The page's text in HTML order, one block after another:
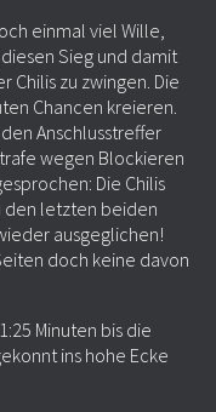
einmal viel Wille,
Sieg und damit
Chilis zu zwingen. Die
Chancen kreieren.
Anschlusstreffer
wegen Blockieren
Die Chilis
den letzten beiden
ausgeglichen!
doch keine davon
Minuten bis die
ins hohe Ecke